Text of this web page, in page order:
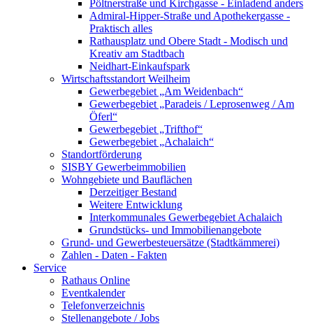
Pöltnerstraße und Kirchgasse - Einladend anders
Admiral-Hipper-Straße und Apothekergasse -
Praktisch alles
Rathausplatz und Obere Stadt - Modisch und
Kreativ am Stadtbach
Neidhart-Einkaufspark
Wirtschaftsstandort Weilheim
Gewerbegebiet „Am Weidenbach“
Gewerbegebiet „Paradeis / Leprosenweg / Am
Öferl“
Gewerbegebiet „Trifthof“
Gewerbegebiet „Achalaich“
Standortförderung
SISBY Gewerbeimmobilien
Wohngebiete und Bauflächen
Derzeitiger Bestand
Weitere Entwicklung
Interkommunales Gewerbegebiet Achalaich
Grundstücks- und Immobilienangebote
Grund- und Gewerbesteuersätze (Stadtkämmerei)
Zahlen - Daten - Fakten
Service
Rathaus Online
Eventkalender
Telefonverzeichnis
Stellenangebote / Jobs